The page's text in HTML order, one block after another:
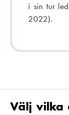
Välj vilka
i sin tur
2022).